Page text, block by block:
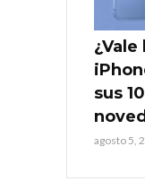
¿Vale
sus
agosto 5,